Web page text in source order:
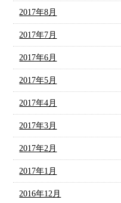
2017年8月
2017年7月
2017年6月
2017年5月
2017年4月
2017年3月
2017年2月
2017年1月
2016年12月